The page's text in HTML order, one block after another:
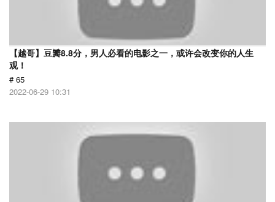
【越哥】豆瓣8.8分，男人必看的电影之一，或许会改变你的人生
观！
# 65
2022-06-29 10:31